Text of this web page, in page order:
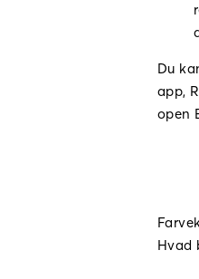
Du
app,
open
Hvad